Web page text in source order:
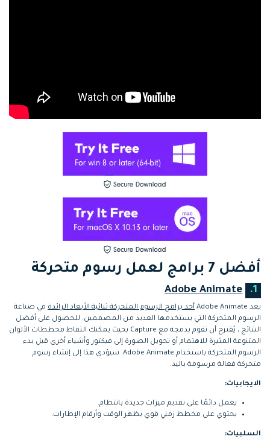
أفضل 7 برامج لعمل رسوم متحركة
1.
Adobe Animate
يعد Adobe Animate أحد برامج الرسوم المتحركة ثنائية الأبعاد الرائدة في صناعة
الرسوم المتحركة التي يستخدمها العديد من المصممين. للحصول على أفضل
النتائج ، يُقترح أن تقوم بدمجه مع Capture بحيث يمكنك التقاط مخططات الألوان
المتنوعة المثيرة للاهتمام أو تحويل الصورة إلى فيكتور وأشياء أخرى قبل بدء
الرسوم المتحركة باستخدام Adobe Animate. سيؤدي هذا إلى إنشاء رسوم
متحركة فعالة مرسومة باليد.
الايجابيات:
يعمل دائمًا على تقديم ميزات جديدة بانتظام.
يحتوي على مخطط زمني قوي يظهر الوقت وأرقام الإطارات.
السلبيات: